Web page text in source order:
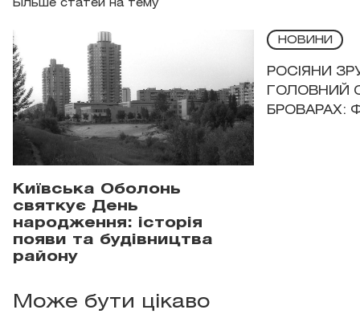
Більше статей на тему
Київська Оболонь
святкує День
народження: історія
появи та будівництва
району
НОВИНИ
РОСІЯНИ
ГОЛОВНИЙ
БРОВАРАХ:
Може бути цікаво